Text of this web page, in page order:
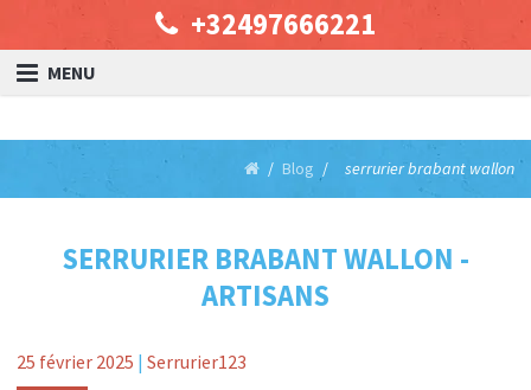
+32497666221
MENU
Blog serrurier brabant wallon
SERRURIER BRABANT WALLON -
ARTISANS
25 février 2025 Serrurier123